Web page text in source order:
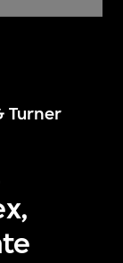
Turner
紀視覺